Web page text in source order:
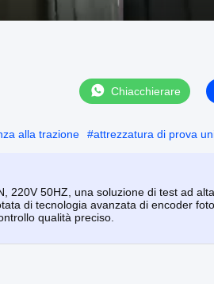
Chiacchierare
alla trazione #attrezzatura di prova
220V 50HZ, una soluzione di test ad
di tecnologia avanzata di encoder
qualità preciso.